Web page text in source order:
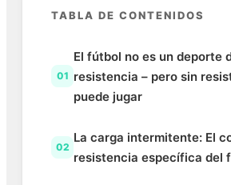
TABLA DE CONTENIDOS
01
El fútbol no es un deporte
resistencia – pero sin
puede jugar
02
La carga intermitente: El
resistencia específica del